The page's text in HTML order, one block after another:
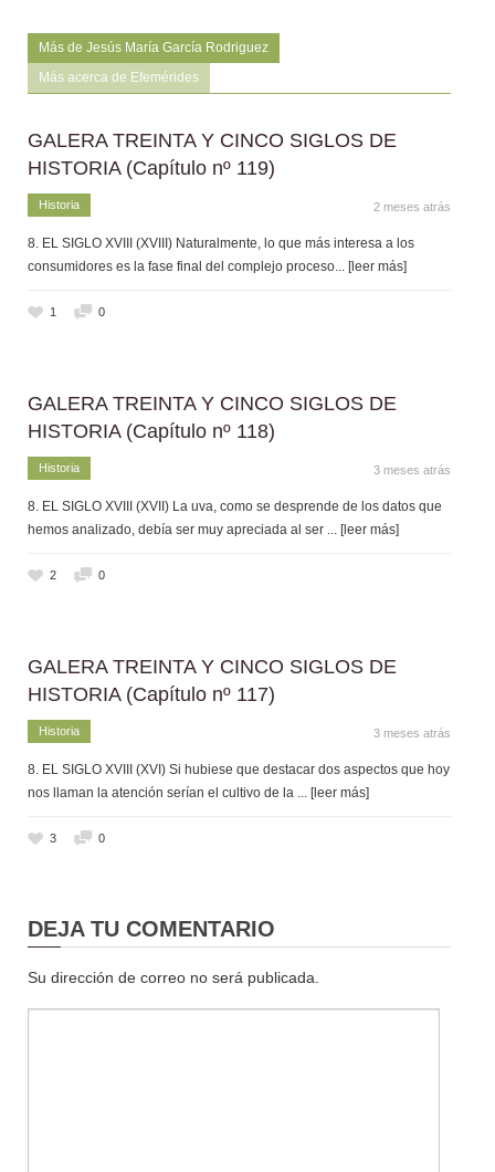
Más de Jesús María García Rodriguez
Más acerca de Efemérides
GALERA TREINTA Y CINCO SIGLOS DE
HISTORIA (Capítulo nº 119)
Historia 2 meses atrás
8. EL SIGLO XVIII (XVIII) Naturalmente, lo que más interesa a los
consumidores es la fase final del complejo proceso... [leer más]
1 0
GALERA TREINTA Y CINCO SIGLOS DE
HISTORIA (Capítulo nº 118)
Historia 3 meses atrás
8. EL SIGLO XVIII (XVII) La uva, como se desprende de los datos que
hemos analizado, debía ser muy apreciada al ser ... [leer más]
2 0
GALERA TREINTA Y CINCO SIGLOS DE
HISTORIA (Capítulo nº 117)
Historia 3 meses atrás
8. EL SIGLO XVIII (XVI) Si hubiese que destacar dos aspectos que hoy
nos llaman la atención serían el cultivo de la ... [leer más]
3 0
DEJA TU COMENTARIO
Su dirección de correo no será publicada.